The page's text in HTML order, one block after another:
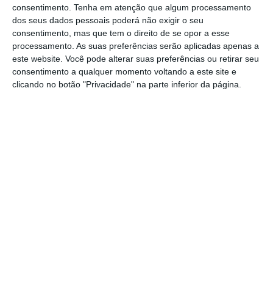
consentimento. Tenha em atenção que algum processamento
dos seus dados pessoais poderá não exigir o seu
consentimento, mas que tem o direito de se opor a esse
processamento. As suas preferências serão aplicadas apenas a
este website. Você pode alterar suas preferências ou retirar seu
consentimento a qualquer momento voltando a este site e
clicando no botão "Privacidade" na parte inferior da página.